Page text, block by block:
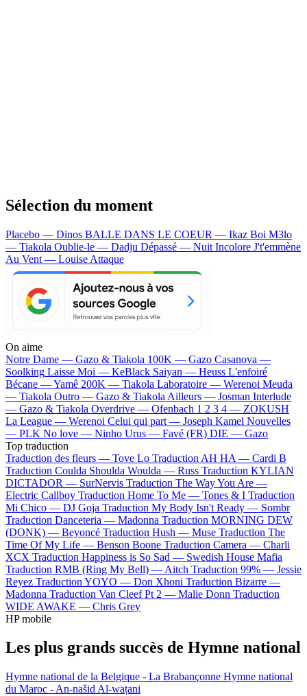
Sélection du moment
Placebo — Dinos BALLE DANS LE COEUR — Ikaz Boi M3lo
— Tiakola Oublie-le — Dadju Dépassé — Nuit Incolore J't'emmène
Au Vent — Louise Attaque
On aime
Notre Dame — Gazo & Tiakola 100K — Gazo Casanova —
Soolking Laisse Moi — KeBlack Saiyan — Heuss L'enfoiré
Bécane —Yamê 200K — Tiakola Laboratoire — Werenoi Meuda
— Tiakola Outro — Gazo & Tiakola Ailleurs — Josman Interlude
— Gazo & Tiakola Overdrive — Ofenbach 1 2 3 4 — ZOKUSH
La League — Werenoi Celui qui part — Joseph Kamel Nouvelles
— PLK No love — Ninho Urus — Favé (FR) DIE — Gazo
Top traduction
Traduction des fleurs — Tove Lo Traduction AH HA — Cardi B
Traduction Coulda Shoulda Woulda — Russ Traduction KYLIAN
DICTADOR — SurNervis Traduction The Way You Are —
Electric Callboy Traduction Home To Me — Tones & I Traduction
Mi Chico — DJ Goja Traduction My Body Isn't Ready — Sombr
Traduction Danceteria — Madonna Traduction MORNING DEW
(DONK) — Beyoncé Traduction Hush — Muse Traduction The
Time Of My Life — Benson Boone Traduction Camera — Charli
XCX Traduction Happiness is So Sad — Swedish House Mafia
Traduction RMB (Ring My Bell) — Aitch Traduction 99% — Jessie
Reyez Traduction YOYO — Don Xhoni Traduction Bizarre —
Madonna Traduction Van Cleef Pt 2 — Malie Donn Traduction
WIDE AWAKE — Chris Grey
HP mobile
Les plus grands succès de Hymne national
Hymne national de la Belgique - La Brabançonne Hymne national
du Maroc - An-našid Al-waṭani